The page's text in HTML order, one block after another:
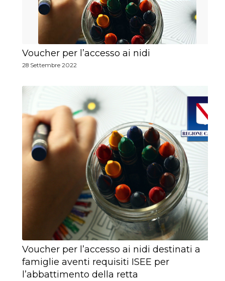
Voucher per l’accesso ai nidi
28 Settembre 2022
Voucher per l’accesso ai nidi destinati a
famiglie aventi requisiti ISEE per
l’abbattimento della retta